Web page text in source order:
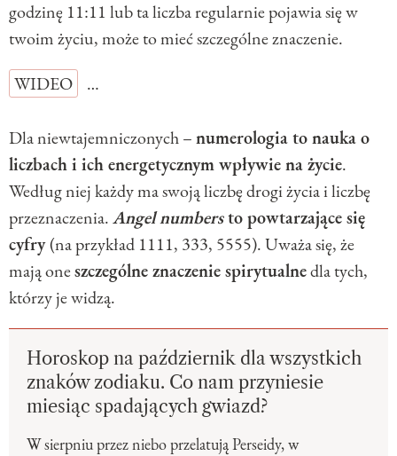
godzinę 11:11 lub ta liczba regularnie pojawia się w
twoim życiu, może to mieć szczególne znaczenie.
WIDEO
…
Dla niewtajemniczonych –numerologia to nauka o
liczbach i ich energetycznym wpływie na życie.
Według niej każdy ma swoją liczbę drogi życia i liczbę
przeznaczenia.Angel numbersto powtarzające się
cyfry(na przykład 1111, 333, 5555). Uważa się, że
mają oneszczególne znaczenie spirytualnedla tych,
którzy je widzą.
Horoskop na październik dla wszystkich
znaków zodiaku. Co nam przyniesie
miesiąc spadających gwiazd?
W sierpniu przez niebo przelatują Perseidy, w